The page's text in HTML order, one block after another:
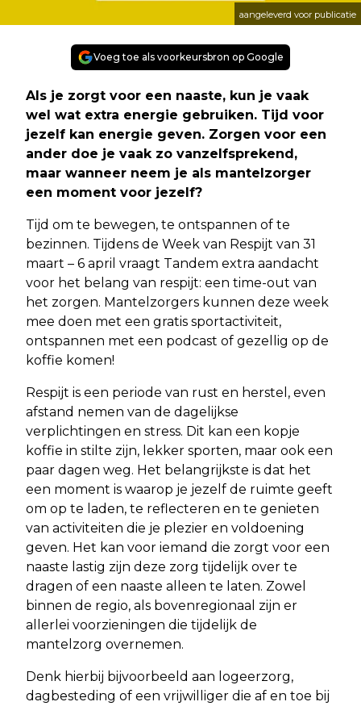
aangeleverd voor publicatie
Voeg toe als voorkeursbron op Google
Als je zorgt voor een naaste, kun je vaak
wel wat extra energie gebruiken. Tijd voor
jezelf kan energie geven. Zorgen voor een
ander doe je vaak zo vanzelfsprekend,
maar wanneer neem je als mantelzorger
een moment voor jezelf?
Tijd om te bewegen, te ontspannen of te
bezinnen. Tijdens de Week van Respijt van 31
maart – 6 april vraagt Tandem extra aandacht
voor het belang van respijt: een time-out van
het zorgen. Mantelzorgers kunnen deze week
mee doen met een gratis sportactiviteit,
ontspannen met een podcast of gezellig op de
koffie komen!
Respijt is een periode van rust en herstel, even
afstand nemen van de dagelijkse
verplichtingen en stress. Dit kan een kopje
koffie in stilte zijn, lekker sporten, maar ook een
paar dagen weg. Het belangrijkste is dat het
een moment is waarop je jezelf de ruimte geeft
om op te laden, te reflecteren en te genieten
van activiteiten die je plezier en voldoening
geven. Het kan voor iemand die zorgt voor een
naaste lastig zijn deze zorg tijdelijk over te
dragen of een naaste alleen te laten. Zowel
binnen de regio, als bovenregionaal zijn er
allerlei voorzieningen die tijdelijk de
mantelzorg overnemen.
Denk hierbij bijvoorbeeld aan logeerzorg,
dagbesteding of een vrijwilliger die af en toe bij